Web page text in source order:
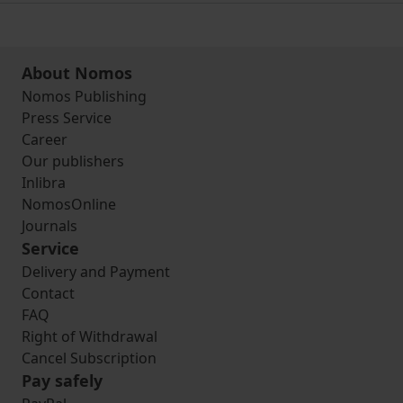
About Nomos
Nomos Publishing
Press Service
Career
Our publishers
Inlibra
NomosOnline
Journals
Service
Delivery and Payment
Contact
FAQ
Right of Withdrawal
Cancel Subscription
Pay safely